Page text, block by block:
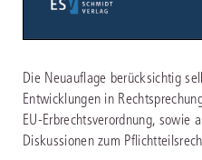
Die Neuauflage berücksichtig
Entwicklungen in
EU-Erbrechtsverordnung, sowie
Diskussionen zum